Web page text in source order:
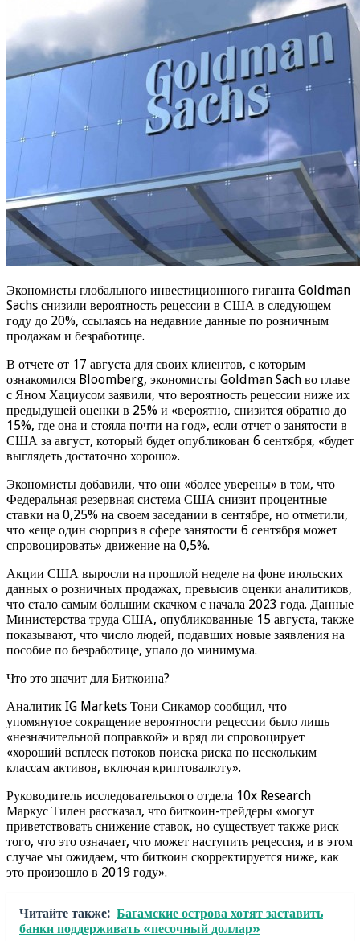
Экономисты глобального инвестиционного гиганта Goldman
Sachs снизили вероятность рецессии в США в следующем
году до 20%, ссылаясь на недавние данные по розничным
продажам и безработице.
В отчете от 17 августа для своих клиентов, с которым
ознакомился Bloomberg, экономисты Goldman Sach во главе
с Яном Хациусом заявили, что вероятность рецессии ниже их
предыдущей оценки в 25% и «вероятно, снизится обратно до
15%, где она и стояла почти на год», если отчет о занятости в
США за август, который будет опубликован 6 сентября, «будет
выглядеть достаточно хорошо».
Экономисты добавили, что они «более уверены» в том, что
Федеральная резервная система США снизит процентные
ставки на 0,25% на своем заседании в сентябре, но отметили,
что «еще один сюрприз в сфере занятости 6 сентября может
спровоцировать» движение на 0,5%.
Акции США выросли на прошлой неделе на фоне июльских
данных о розничных продажах, превысив оценки аналитиков,
что стало самым большим скачком с начала 2023 года. Данные
Министерства труда США, опубликованные 15 августа, также
показывают, что число людей, подавших новые заявления на
пособие по безработице, упало до минимума.
Что это значит для Биткоина?
Аналитик IG Markets Тони Сикамор сообщил, что
упомянутое сокращение вероятности рецессии было лишь
«незначительной поправкой» и вряд ли спровоцирует
«хороший всплеск потоков поиска риска по нескольким
классам активов, включая криптовалюту».
Руководитель исследовательского отдела 10x Research
Маркус Тилен рассказал, что биткоин-трейдеры «могут
приветствовать снижение ставок, но существует также риск
того, что это означает, что может наступить рецессия, и в этом
случае мы ожидаем, что биткоин скорректируется ниже, как
это произошло в 2019 году».
Читайте также: Багамские острова хотят заставить
банки поддерживать «песочный доллар»